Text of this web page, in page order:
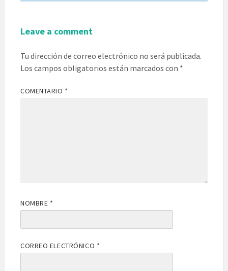
Leave a comment
Tu dirección de correo electrónico no será publicada.
Los campos obligatorios están marcados con *
COMENTARIO *
NOMBRE *
CORREO ELECTRÓNICO *